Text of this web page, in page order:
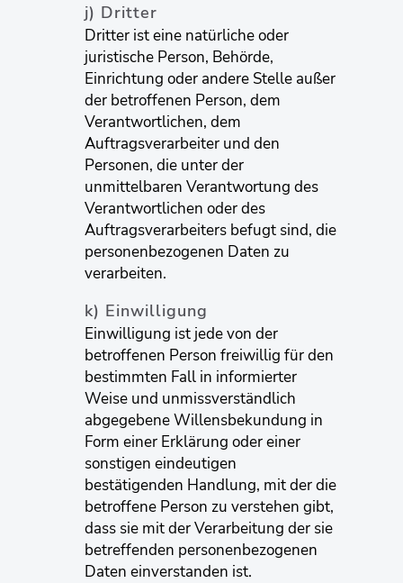
j) Dritter
Dritter ist eine natürliche oder
juristische Person, Behörde,
Einrichtung oder andere Stelle außer
der betroffenen Person, dem
Verantwortlichen, dem
Auftragsverarbeiter und den
Personen, die unter der
unmittelbaren Verantwortung des
Verantwortlichen oder des
Auftragsverarbeiters befugt sind, die
personenbezogenen Daten zu
verarbeiten.
k) Einwilligung
Einwilligung ist jede von der
betroffenen Person freiwillig für den
bestimmten Fall in informierter
Weise und unmissverständlich
abgegebene Willensbekundung in
Form einer Erklärung oder einer
sonstigen eindeutigen
bestätigenden Handlung, mit der die
betroffene Person zu verstehen gibt,
dass sie mit der Verarbeitung der sie
betreffenden personenbezogenen
Daten einverstanden ist.